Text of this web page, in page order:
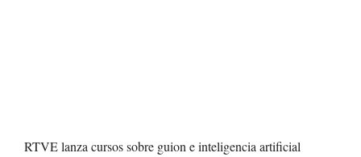
RTVE lanza cursos sobre guion e inteligencia artificial